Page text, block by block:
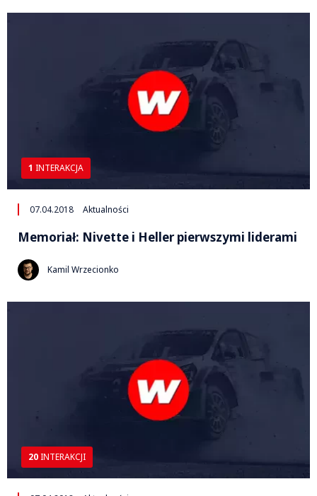
1 INTERAKCJA
07.04.2018 Aktualności
Memoriał: Nivette i Heller pierwszymi liderami
Kamil Wrzecionko
20 INTERAKCJI